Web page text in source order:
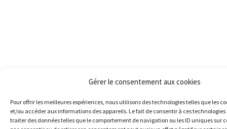
Gérer le consentement aux cookies
Pour offrir les meilleures expériences, nous utilisons des technologies telles que les
et/ou accéder aux informations des appareils. Le fait de consentir à ces
traiter des données telles que le comportement de navigation ou les ID uniques sur